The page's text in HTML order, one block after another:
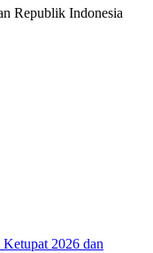
Republik Indonesia
2026 dan